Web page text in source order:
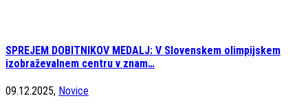
SPREJEM DOBITNIKOV MEDALJ: V Slovenskem olimpijskem
izobraževalnem centru v znam…
09.12.2025, Novice